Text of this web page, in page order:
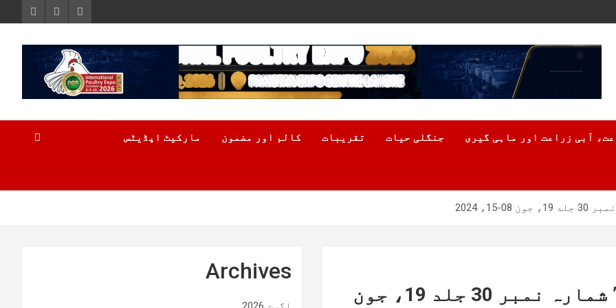
آبی زراعت اور ماہی گیری جنگلی حیات تقریبات کالم اور مضمون مارکیٹ اپڈیٹس
2024
دی ویٹرنری نیوز اینڈ ویوز” شمارہ نمبر 30 جلد 19، جون
Archives